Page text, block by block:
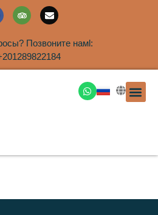
Позвоните намl: